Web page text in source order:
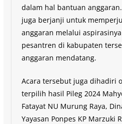
dalam hal bantuan
juga berjanji untuk
anggaran melalui
pesantren di kabupaten
anggaran mendatang.
Acara tersebut juga dihadiri
terpilih hasil Pileg 2024
Fatayat NU Murung Raya,
Yayasan Ponpes KP Marzuki